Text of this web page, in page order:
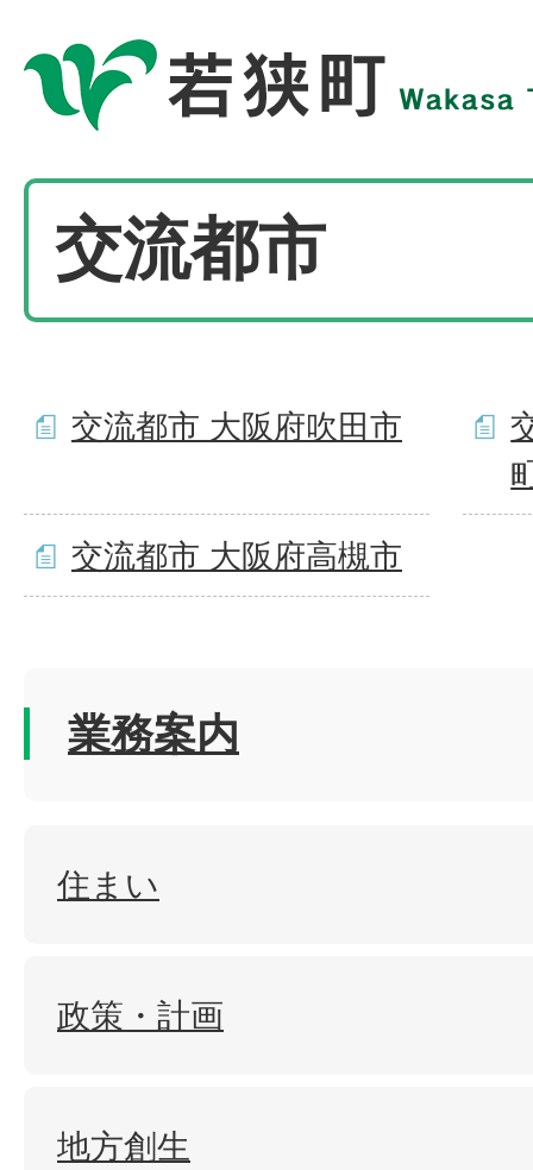
交流都市
交流都市 大阪府吹田市
交流都市 大阪府高槻市
業務案内
住まい
政策・計画
地方創生